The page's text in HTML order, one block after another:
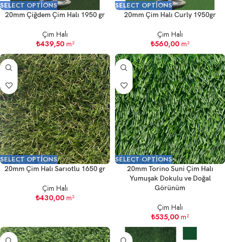
SELECT OPTIONS
20mm Çiğdem Çim Halı 1950 gr
Çim Halı
₺439,50m²
SELECT OPTIONS
20mm Çim Halı Curly 1950gr
Çim Halı
₺560,00 m²
SELECT OPTIONS
20mm Çim Halı Sarıotlu 1650 gr
Çim Halı
₺430,00 m²
SELECT OPTIONS
20mm Torino Suni Çim Halı
Yumuşak Dokulu ve Doğal
Görünüm
Çim Halı
₺535,00 m²